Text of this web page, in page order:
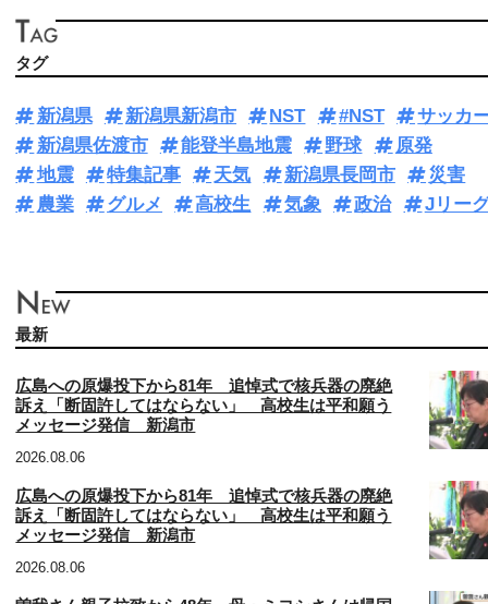
タグ
新潟県 新潟県新潟市 NST #NST
サッカ
新潟県佐渡市
能登半島地震 野球
原発
地震
特集記事 天気 新潟県長岡市
災害
農業
グルメ 高校生 気象 政治 Jリー
最新
広島への原爆投下から81年 追悼式で核兵器の廃絶
訴え「断固許してはならない」 高校生は平和願う
メッセージ発信 新潟市
2026.08.06
広島への原爆投下から81年 追悼式で核兵器の廃絶
訴え「断固許してはならない」 高校生は平和願う
メッセージ発信 新潟市
2026.08.06